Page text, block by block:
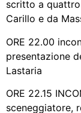
scritto a
Carillo e da
ORE 22.00
presentazione
Lastaria
ORE 22.15
sceneggiatore,